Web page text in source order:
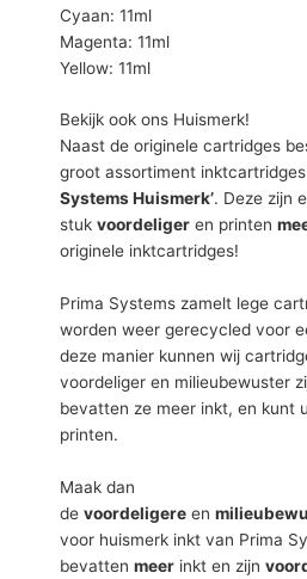
Cyaan: 11ml
Magenta: 11ml
Yellow: 11ml
Bekijk ook ons Huismerk!
Naast de originele cartridges
groot assortiment
Systems Huismerk’. Deze zijn
stuk voordeliger en printen
originele inktcartridges!
Prima Systems zamelt lege
worden weer gerecycled voor
deze manier kunnen wij
voordeliger en milieubewuster
bevatten ze meer inkt, en kunt
printen.
Maak dan
de voordeligere en
voor huismerk inkt van Prima
bevatten meer inkt en zijn